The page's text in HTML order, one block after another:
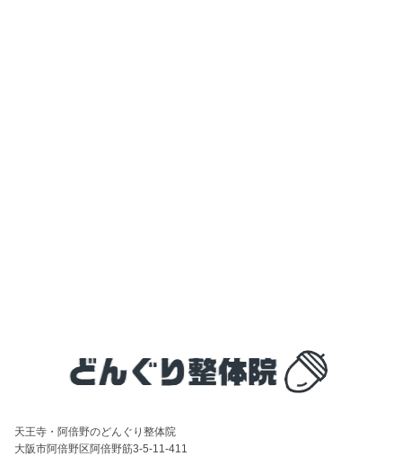
天王寺・阿倍野のどんぐり整体院
大阪市阿倍野区阿倍野筋3-5-11-411